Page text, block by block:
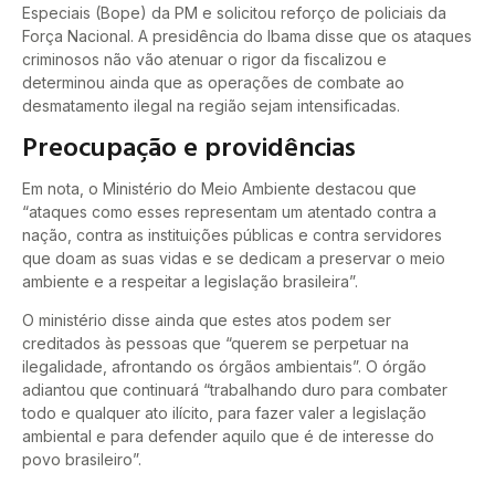
Especiais (Bope) da PM e solicitou reforço de policiais da
Força Nacional. A presidência do Ibama disse que os ataques
criminosos não vão atenuar o rigor da fiscalizou e
determinou ainda que as operações de combate ao
desmatamento ilegal na região sejam intensificadas.
Preocupação e providências
Em nota, o Ministério do Meio Ambiente destacou que
“ataques como esses representam um atentado contra a
nação, contra as instituições públicas e contra servidores
que doam as suas vidas e se dedicam a preservar o meio
ambiente e a respeitar a legislação brasileira”.
O ministério disse ainda que estes atos podem ser
creditados às pessoas que “querem se perpetuar na
ilegalidade, afrontando os órgãos ambientais”. O órgão
adiantou que continuará “trabalhando duro para combater
todo e qualquer ato ilícito, para fazer valer a legislação
ambiental e para defender aquilo que é de interesse do
povo brasileiro”.